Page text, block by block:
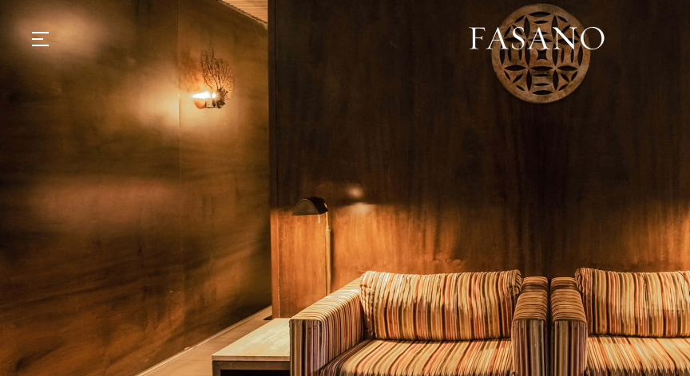
GASTRONOMIA
SHOP | SELEZIONE
WHAT'S COOKING
CORRIERE
HISTÓRIA
SUSTENTABILIDADE
CONTATO